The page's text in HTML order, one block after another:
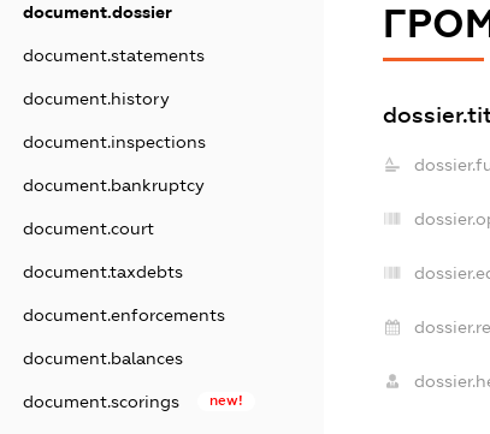
document.dossier
document.statements
document.history
document.inspections
document.bankruptcy
document.court
document.taxdebts
document.enforcements
document.balances
document.scorings new!